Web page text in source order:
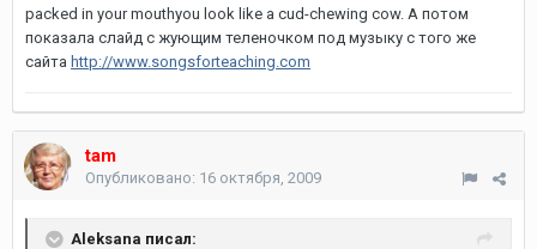
packed in your mouthyou look like a cud-chewing cow. А потом
показала слайд с жующим теленочком под музыку с того же
сайта http://www.songsforteaching.com
tam
Опубликовано: 16 октября, 2009
Aleksana писал: